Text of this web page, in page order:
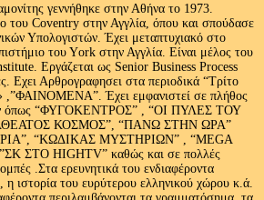
γεννήθηκε στην Αθήνα το 1973.
του Coventry στην Αγγλία, όπου και σπούδασε
Υπολογιστών. Έχει μεταπτυχιακό στο
του Υork στην Αγγλία. Είναι μέλος του
Εργάζεται ως Senior Business Process
Εχει Αρθρογραφησει στα περιοδικά “Τρίτο
,”ΦΑΙΝΟΜΕΝΑ”. Έχει εμφανιστεί σε πλήθος
όπως “ΦΥΓΟΚΕΝΤΡΟΣ” , “ΟΙ ΠΥΛΕΣ ΤΟΥ
ΚΟΣΜΟΣ”, “ΠΑΝΩ ΣΤΗΝ ΩΡΑ”
“ΚΩΔΙΚΑΣ ΜΥΣΤΗΡΙΩΝ” , “MEGA
ΣΤΟ HIGHTV” καθώς και σε πολλές
.Στα ερευνητικά του ενδιαφέροντα
η ιστορία του ευρύτερου ελληνικού χώρου κ.ά.